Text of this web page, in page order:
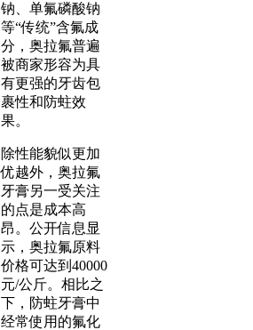
钠、单氟磷酸钠
等“传统”含氟成
分，奥拉氟普遍
被商家形容为具
有更强的牙齿包
裹性和防蛀效
果。
除性能貌似更加
优越外，奥拉氟
牙膏另一受关注
的点是成本高
昂。公开信息显
示，奥拉氟原料
价格可达到40000
元/公斤。相比之
下，防蛀牙膏中
经常使用的氟化